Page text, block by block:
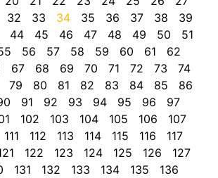
32 33 34 35 36 37 38
39
44 45 46 47 48 49 50
51
56 57 58 59 60 61
62
67 68 69 70 71 72 73
74
79 80 81 82 83 84 85
86
91 92 93 94 95 96
97
102 103 104 105 106
107
111 112 113 114 115 116
117
122 123 124 125 126
127
131 132 133 134 135
136